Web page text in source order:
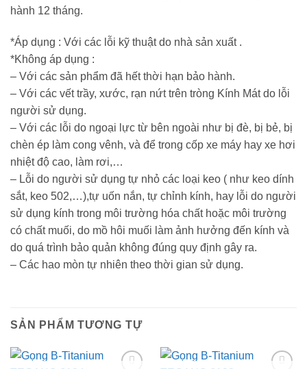
hành 12 tháng.
*Áp dụng : Với các lỗi kỹ thuật do nhà sản xuất .
*Không áp dụng :
– Với các sản phẩm đã hết thời hạn bảo hành.
– Với các vết trầy, xước, rạn nứt trên tròng Kính Mát do lỗi
người sử dụng.
– Với các lỗi do ngoại lực từ bên ngoài như bị đè, bị bẻ, bị
chèn ép làm cong vênh, và để trong cốp xe máy hay xe hơi
nhiệt độ cao, làm rơi,…
– Lỗi do người sử dụng tự nhỏ các loại keo ( như keo dính
sắt, keo 502,…),tự uốn nắn, tự chỉnh kính, hay lỗi do người
sử dụng kính trong môi trường hóa chất hoặc môi trường
có chất muối, do mồ hôi muối làm ảnh hưởng đến kính và
do quá trình bảo quản không đúng quy định gây ra.
– Các hao mòn tự nhiên theo thời gian sử dụng.
SẢN PHẨM TƯƠNG TỰ